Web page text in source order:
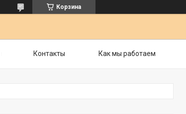
Корзина
Контакты Как мы работаем